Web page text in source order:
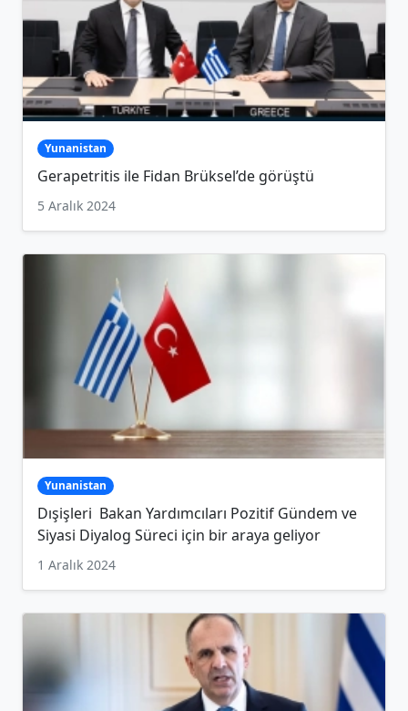
Yunanistan
Gerapetritis ile Fidan Brüksel’de görüştü
5 Aralık 2024
Yunanistan
Dışişleri Bakan Yardımcıları Pozitif Gündem ve
Siyasi Diyalog Süreci için bir araya geliyor
1 Aralık 2024